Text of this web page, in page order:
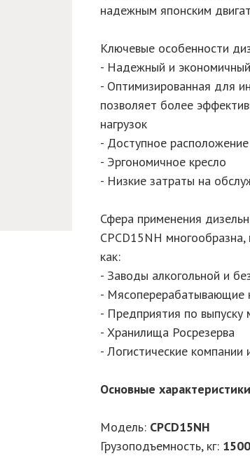
надежным японским
Ключевые особенности
- Надежный и
- Оптимизированная для
позволяет более
нагрузок
- Доступное
- Эргономичное кресло
- Низкие затраты на
Сфера применения
CPСD15NH
как:
- Заводы алкогольной и
- Мясоперерабатывающие
- Предприятия по выпуску
- Хранилища Росрезерва
- Логистические компании
Основные характеристики
Модель: CPCD15NH
Грузоподъемность, кг: 1500